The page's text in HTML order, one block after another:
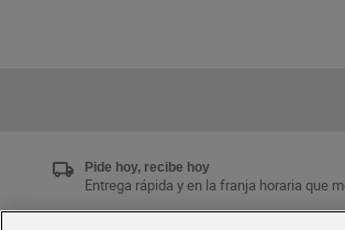
Pide hoy, recibe hoy
Entrega rápida y en la franja horaria que